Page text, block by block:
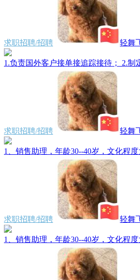
求职招聘/招聘 轻舞
1.负责国外客户接单接追踪接待； 2.
求职招聘/招聘 轻舞
1、销售助理，年龄30--40岁，文化程
求职招聘/招聘 轻舞
1、销售助理，年龄30--40岁，文化程